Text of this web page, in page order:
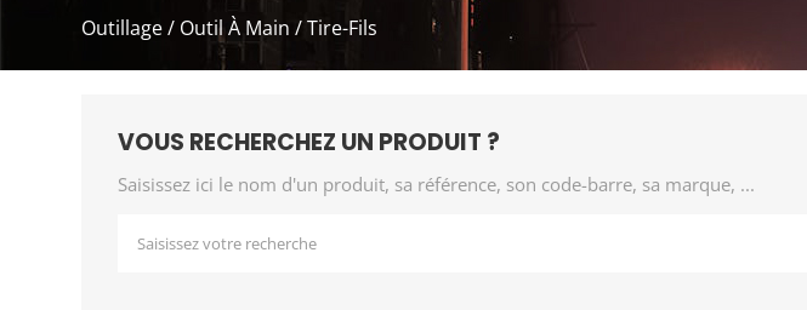
Outillage / Outil À Main / Tire-Fils
VOUS RECHERCHEZ UN PRODUIT ?
Saisissez ici le nom d'un produit, sa référence, son code-barre, sa marque, ...